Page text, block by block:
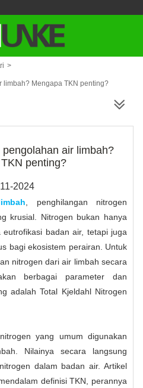
>
limbah? Mengapa TKN penting?
air limbah?
penting?
2024
, penghilangan nitrogen
krusial. Nitrogen bukan hanya
badan air, tetapi juga
bagi ekosistem perairan. Untuk
nitrogen dari air limbah secara
berbagai parameter dan
adalah Total Kjeldahl Nitrogen
yang umum digunakan
Nilainya secara langsung
dalam badan air. Artikel
definisi TKN, perannya